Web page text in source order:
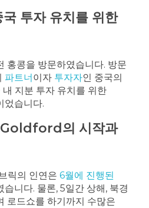
투자 유치를 위한
홍콩을 방문하였습니다. 방문
파트너이자 투자자인 중국의
내 지분 투자 유치를 위한
었습니다.
Goldford의 시작과
릭의 인연은 6월에 진행된
습니다. 물론, 5일간 상해, 북경
로드쇼를 하기까지 수많은